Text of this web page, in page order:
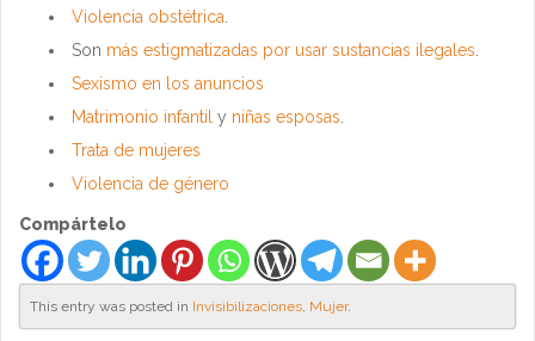
Violencia obstétrica
Son más estigmatizadas por usar sustancias ilegales
Sexismo en los anuncios
Matrimonio infantil y niñas esposas
Trata de mujeres
Violencia de género
Compártelo
This entry was posted in Invisibilizaciones, Mujer.